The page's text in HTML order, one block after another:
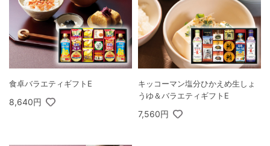
食卓バラエティギフトE
8,640円
キッコーマン塩分ひかえめ生しょ
うゆ＆バラエティギフトE
7,560円